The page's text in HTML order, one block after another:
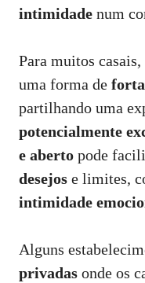
intimidade num
Para muitos
uma forma de
partilhando uma
potencialmente
e aberto pode
desejos e limites,
intimidade
Alguns
privadas onde os